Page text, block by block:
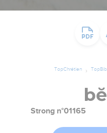
TopChrétien
Strong n°01165